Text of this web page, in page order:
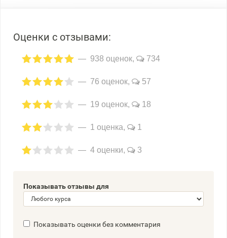
Оценки с отзывами:
938 оценок, 734
76 оценок, 57
19 оценок, 18
1 оценка, 1
4 оценки, 3
Показывать отзывы для
Показывать оценки без комментария